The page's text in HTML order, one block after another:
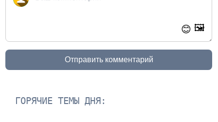
😊 🖼️
Отправить комментарий
ГОРЯЧИЕ ТЕМЫ ДНЯ: